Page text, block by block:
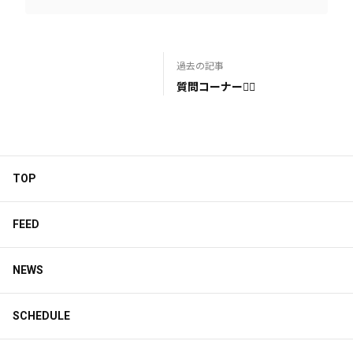
過去の記事
質問コーナー😶‍🌫️
TOP
FEED
NEWS
SCHEDULE